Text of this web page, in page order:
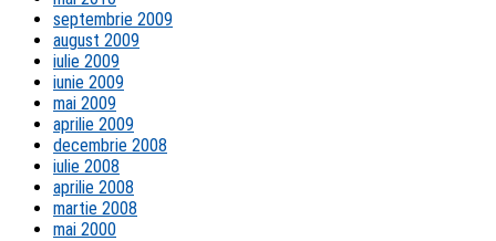
septembrie 2009
august 2009
iulie 2009
iunie 2009
mai 2009
aprilie 2009
decembrie 2008
iulie 2008
aprilie 2008
martie 2008
mai 2000